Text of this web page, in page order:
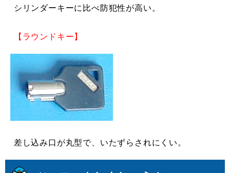
シリンダーキーに比べ防犯性が高い。
【ラウンドキー】
差し込み口が丸型で、いたずらされにくい。